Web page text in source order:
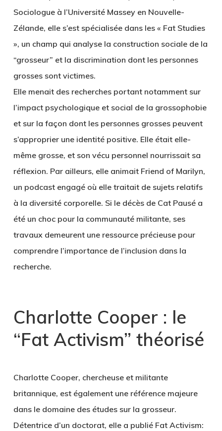
Sociologue à l’Université Massey en Nouvelle-
Zélande, elle s’est spécialisée dans les « Fat Studies
», un champ qui analyse la construction sociale de la
“grosseur” et la discrimination dont les personnes
grosses sont victimes.
Elle menait des recherches portant notamment sur
l’impact psychologique et social de la grossophobie
et sur la façon dont les personnes grosses peuvent
s’approprier une identité positive. Elle était elle-
même grosse, et son vécu personnel nourrissait sa
réflexion. Par ailleurs, elle animait Friend of Marilyn,
un podcast engagé où elle traitait de sujets relatifs
à la diversité corporelle. Si le décès de Cat Pausé a
été un choc pour la communauté militante, ses
travaux demeurent une ressource précieuse pour
comprendre l’importance de l’inclusion dans la
recherche.
Charlotte Cooper : le
“Fat Activism” théorisé
Charlotte Cooper, chercheuse et militante
britannique, est également une référence majeure
dans le domaine des études sur la grosseur.
Détentrice d’un doctorat, elle a publié Fat Activism: